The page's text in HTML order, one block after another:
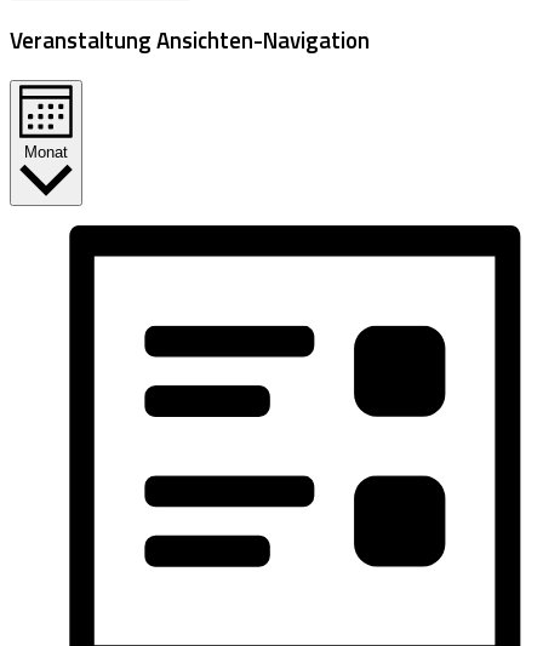
Veranstaltung Ansichten-Navigation
Monat